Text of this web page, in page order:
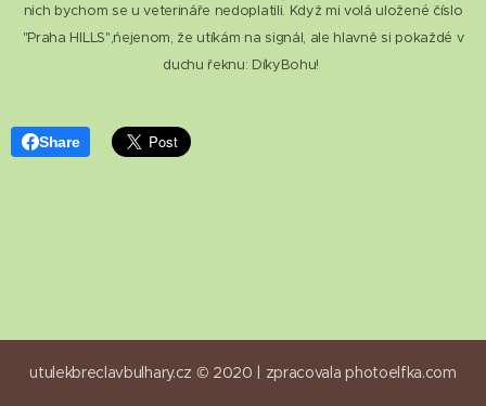
nich bychom se u veterináře nedoplatili. Když mi volá uložené číslo
"Praha HILLS",ńejenom, že utíkám na signál, ale hlavně si pokaždé v
duchu řeknu: DíkyBohu!
Share
utulekbreclavbulhary.cz © 2020 | zpracovala photoelfka.com